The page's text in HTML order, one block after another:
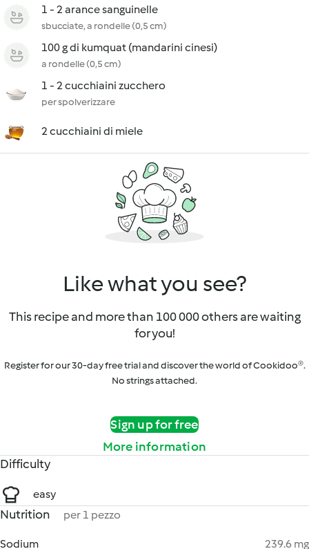
1 - 2 arance sanguinelle
sbucciate, a rondelle (0,5 cm)
100 g di kumquat (mandarini cinesi)
a rondelle (0,5 cm)
1 - 2 cucchiaini zucchero
per spolverizzare
2 cucchiaini di miele
Like what you see?
This recipe and more than 100 000 others are waiting
for you!
Register for our 30-day free trial and discover the world of Cookidoo®.
No strings attached.
Sign up for free
More information
Difficulty
easy
Nutrition per 1 pezzo
Sodium
239.6 mg